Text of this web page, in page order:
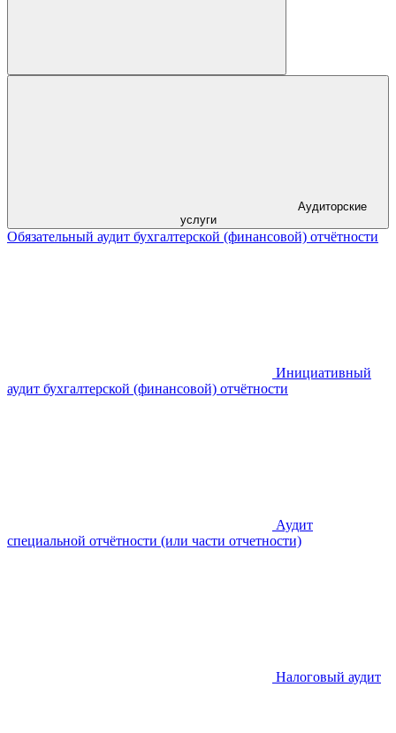
услуги
Обязательный аудит бухгалтерской (финансовой) отчётности
Инициативный
аудит бухгалтерской (финансовой) отчётности
Аудит
специальной отчётности (или части отчетности)
Налоговый аудит